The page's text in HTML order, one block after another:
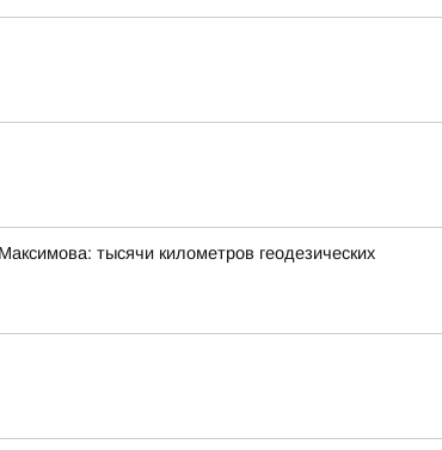
тысячи километров геодезических